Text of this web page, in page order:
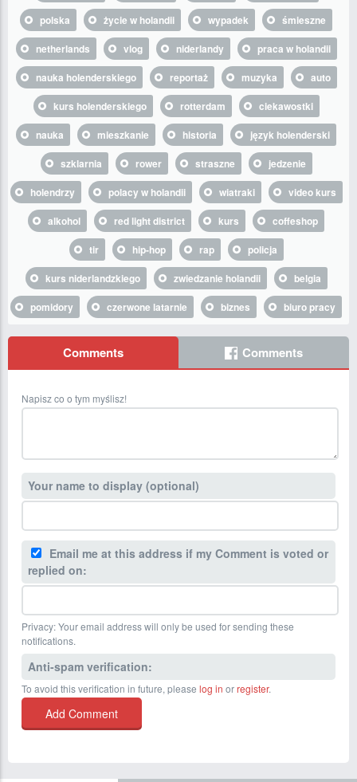
polska
życie w holandii wypadek
śmieszne
netherlands
vlog niderlandy
praca w holandii
nauka holenderskiego
reportaż muzyka
auto
kurs holenderskiego
rotterdam
ciekawostki
nauka
mieszkanie historia
język holenderski
szklarnia
rower straszne
jedzenie
holendrzy
polacy w holandii wiatraki
video kurs
alkohol
red light district kurs
coffeshop
tir
hip-hop rap
policja
kurs niderlandzkiego
zwiedzanie holandii
belgia
pomidory
czerwone latarnie biznes biuro pracy
Comments Comments
Napisz co o tym myślisz!
Your name to display (optional)
Email me at this address if my Comment is voted or
replied on:
Privacy: Your email address will only be used for sending these
notifications.
Anti-spam verification:
To avoid this verification in future, please log in orregister.